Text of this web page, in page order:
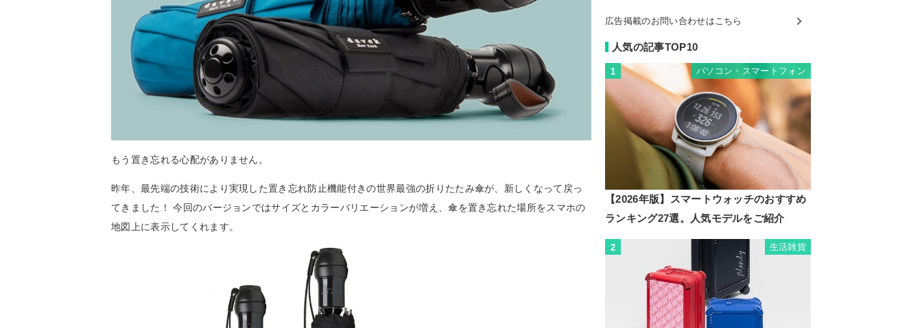
もう置き忘れる心配がありません。
昨年、最先端の技術により実現した置き忘れ防止機能付きの世界最強の折りたたみ傘が、新しくなって戻っ
てきました！ 今回のバージョンではサイズとカラーバリエーションが増え、傘を置き忘れた場所をスマホの
地図上に表示してくれます。
広告掲載のお問い合わせはこちら
人気の記事TOP10
1 パソコン・スマートフォン
【2026年版】スマートウォッチのおすすめ
ランキング27選。人気モデルをご紹介
2 生活雑貨